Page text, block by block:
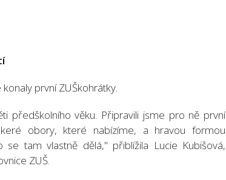
první ZUŠkohrátky.
předškolního věku. Připravili jsme pro ně první
obory, které nabízíme, a hravou formou
tam vlastně dělá," přiblížila Lucie Kubišová,
ZUŠ.